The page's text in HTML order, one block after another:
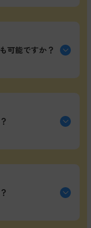
問できる環境が整
て丁寧に教えま
して学べます。
可能ですか？
ーのサポートが得
してください。
ることもありま
ます。